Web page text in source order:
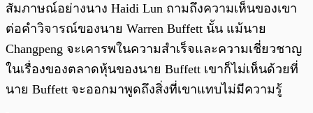
สัมภาษณ์อย่างนาง Haidi Lun ถามถึงความเห็นของเขา
ต่อคำวิจารณ์ของนาย Warren Buffett นั้น แม้นาย
Changpeng จะเคารพในความสำเร็จและความเชี่ยวชาญ
ในเรื่องของตลาดหุ้นของนาย Buffett เขาก็ไม่เห็นด้วยที่
นาย Buffett จะออกมาพูดถึงสิ่งที่เขาแทบไม่มีความรู้